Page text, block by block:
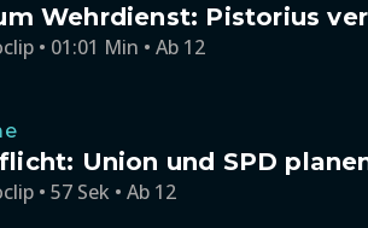
Wehrdienst: Pistorius
• 01:01 Min • Ab 12
Union und SPD
• 57 Sek • Ab 12